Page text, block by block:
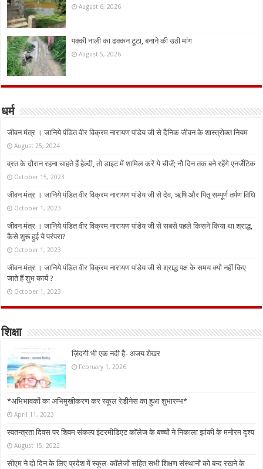
August 6, 2026
पक्की नाली का ढक्कन टूटा, बनाने की उठी मांग
August 5, 2026
धर्म
जीवन मंत्र । जानिये पंडित वीर विक्रम नारायण पांडेय जी से दैनिक जीवन के शास्त्रोक्त नियम
August 25, 2024
व्रत के दौरान रहना चाहते हैं हेल्दी, तो डाइट में शामिल करें ये चीजें; नौ दिन तक बने रहेंगे एनर्जेटिक
October 15, 2023
जीवन मंत्र । जानिये पंडित वीर विक्रम नारायण पांडेय जी से देव, ऋषि और पितृ सम्पूर्ण तर्पण विधि
October 1, 2023
जीवन मंत्र । जानिये पंडित वीर विक्रम नारायण पांडेय जी से सबसे पहले किसने किया था श्राद्ध,
कैसे शुरू हुई ये परंपरा?
October 1, 2023
जीवन मंत्र । जानिये पंडित वीर विक्रम नारायण पांडेय जी से श्राद्ध पक्ष के समय क्यों नहीं किए
जाते हैं शुभ कार्य ?
October 1, 2023
शिक्षा
ज़िंदगी भी एक नदी है- अजय शेखर
February 1, 2026
*अभिभावकों का अभिमुखीकरण कर स्कूल रेडीनेस का हुआ शुभारम्भ*
April 11, 2023
स्वतन्त्रता दिवस पर शिवम संकल्प इंटरमीडिएट कॉलेज के बच्चों ने निकाला झांकी के मनोरम दृश्य
August 15, 2022
सीएम ने दो दिन के लिए प्रदेश में स्कूल-कॉलेजों सहित सभी शिक्षण संस्थानों को बन्द रखने के